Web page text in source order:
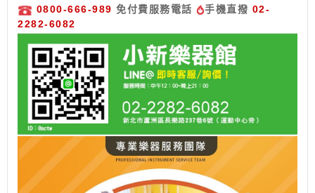
0800-666-989 免付費服務電話 手機直撥 02-
2282-6082